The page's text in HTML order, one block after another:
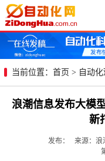
当前位置： 首页 > 自动
浪潮信息发布大模
新
发布： 来源：浪